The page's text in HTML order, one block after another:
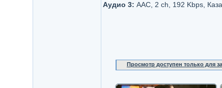
Аудио 3: AAC, 2 ch, 192 Kbps,
Просмотр доступен только для